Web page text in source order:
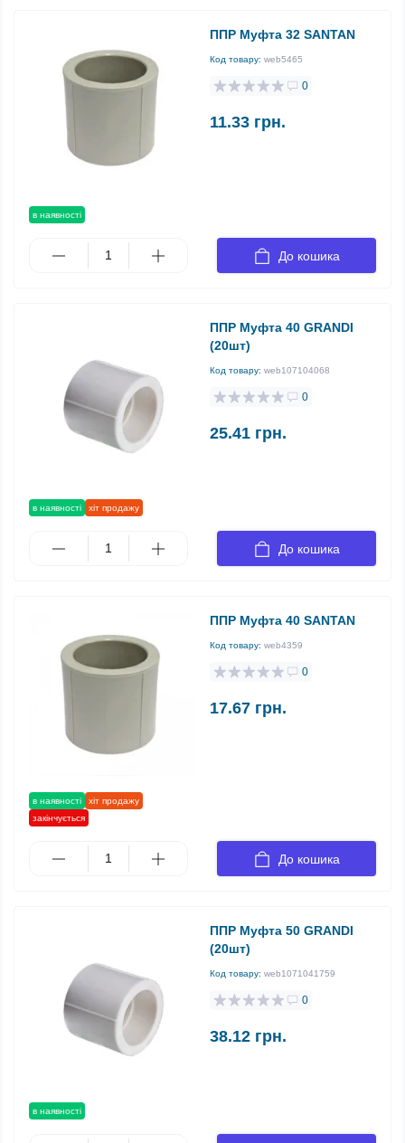
в наявності
ППР Муфта 32 SANTAN
Код товару: web5465
0
11.33 грн.
До кошика
в наявності хіт продажу
ППР Муфта 40 GRANDI
(20шт)
Код товару: web107104068
0
25.41 грн.
До кошика
в наявності
хіт продажу
закінчується
ППР Муфта 40 SANTAN
Код товару: web4359
0
17.67 грн.
До кошика
в наявності
ППР Муфта 50 GRANDI
(20шт)
Код товару: web1071041759
0
38.12 грн.